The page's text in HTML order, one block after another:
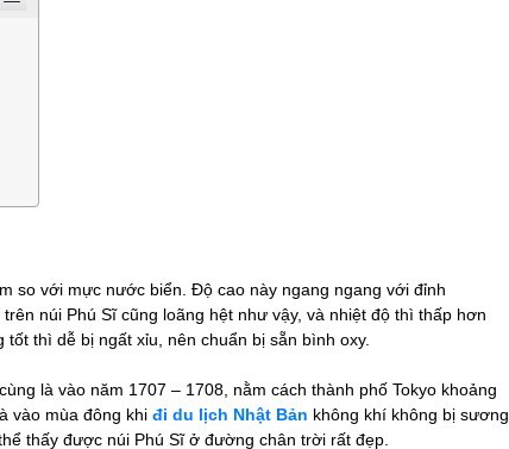
so với mực nước biển. Độ cao này ngang ngang với đỉnh
núi Phú Sĩ cũng loãng hệt như vậy, và nhiệt độ thì thấp hơn
thì dễ bị ngất xỉu, nên chuẩn bị sẵn bình oxy.
là vào năm 1707 – 1708, nằm cách thành phố Tokyo khoảng
vào mùa đông khi đi du lịch Nhật Bản không khí không bị sương
thấy được núi Phú Sĩ ở đường chân trời rất đẹp.